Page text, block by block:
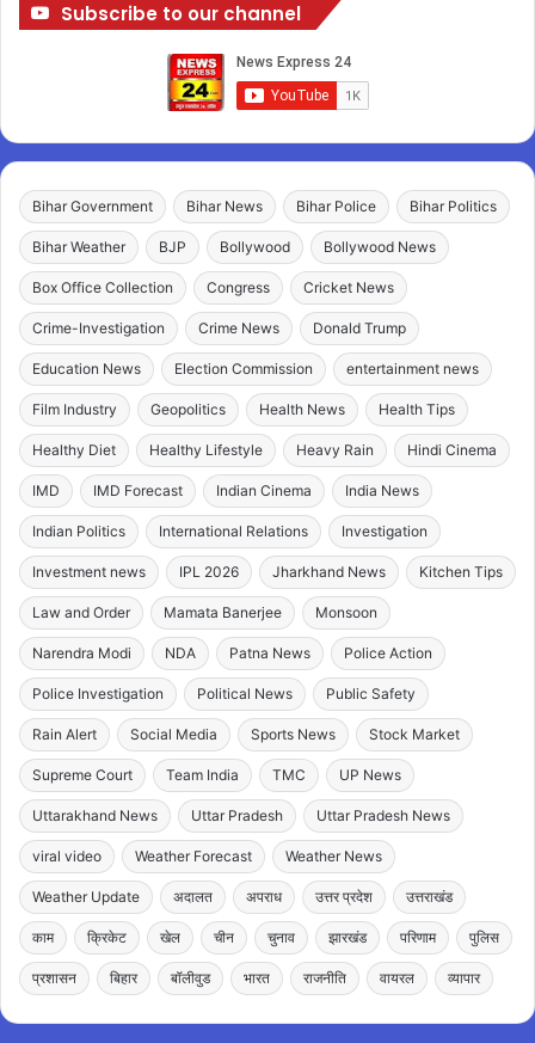
Subscribe to our channel
Bihar Government Bihar News Bihar Police Bihar Politics
Bihar Weather BJP Bollywood Bollywood News
Box Office Collection Congress Cricket News
Crime-Investigation Crime News Donald Trump
Education News Election Commission entertainment news
Film Industry Geopolitics Health News Health Tips
Healthy Diet Healthy Lifestyle Heavy Rain Hindi Cinema
IMD IMD Forecast Indian Cinema India News
Indian Politics International Relations Investigation
Investment news IPL 2026 Jharkhand News Kitchen Tips
Law and Order Mamata Banerjee Monsoon
Narendra Modi NDA Patna News Police Action
Police Investigation Political News Public Safety
Rain Alert Social Media Sports News Stock Market
Supreme Court Team India TMC UP News
Uttarakhand News Uttar Pradesh Uttar Pradesh News
viral video Weather Forecast Weather News
Weather Update अदालत अपराध उत्तर प्रदेश उत्तराखंड
काम क्रिकेट खेल चीन चुनाव झारखंड परिणाम पुलिस
प्रशासन बिहार बॉलीवुड भारत राजनीति वायरल व्यापार